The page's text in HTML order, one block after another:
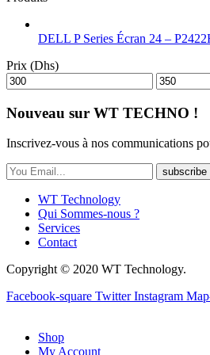
DELL P Series Écran 24 –
Prix (Dhs)
Nouveau sur WT TECHNO !
Inscrivez-vous à nos communications
subscribe
WT Technology
Qui Sommes-nous ?
Services
Contact
Copyright © 2020 WT Technology.
Facebook-square Twitter Instagram
Shop
My Account